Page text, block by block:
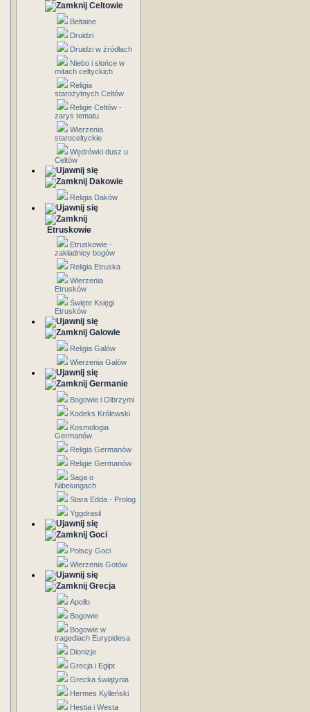
Celtowie
Beltaine
Druidzi
Druidzi w źródłach
Niebo i słońce w
mitach celtyckich
Religia
starożytnych Celtów
Religie Celtów -
zarys tematu
Wierzenia
staroceltyckie
Wędrówki dusz u
Celtów
Dakowie
Religia Daków
Etruskowie
Etruskowie -
zakładnicy bogów
Religia Etruska
Wierzenia
Etrusków
Święte Księgi
Etrusków
Galowie
Religia Galów
Wierzenia Galów
Germanie
Bogowie i Olbrzymi
Kodeks Królewski
Kosmologia
Germanów
Religia Germanów
Religie Germanów
Saga o
Nibelungach
Stara Edda - Prolog
Yggdrasil
Goci
Polscy Goci
Wierzenia Gotów
Grecja
Apollo
Bogowie
Bogowie w
tragediach Eurypidesa
Dionizje
Grecja i Egipt
Grecka świątynia
Hermes Kylleński
Hestia i Westa